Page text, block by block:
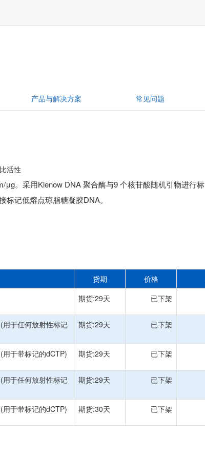
产品与解决方案 常见问题
活性
μg。采用Klenow DNA 聚合酶与9 个核苷酸随机引物进行标
记低熔点琼脂糖凝胶DNA。
货期 价格
期货:29天 已下架
于任何放射性标记
期货:29天 已下架
于带标记的dCTP) 期货:29天 已下架
于任何放射性标记
期货:29天 已下架
于带标记的dCTP) 期货:30天 已下架